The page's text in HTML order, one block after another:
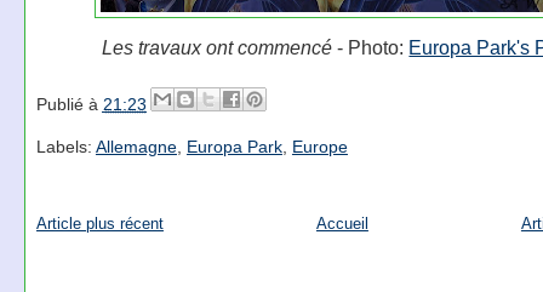
Les travaux ont commencé - Photo: Europa Park's
Publié à 21:23
Labels: Allemagne, Europa Park, Europe
Article plus récent Accueil